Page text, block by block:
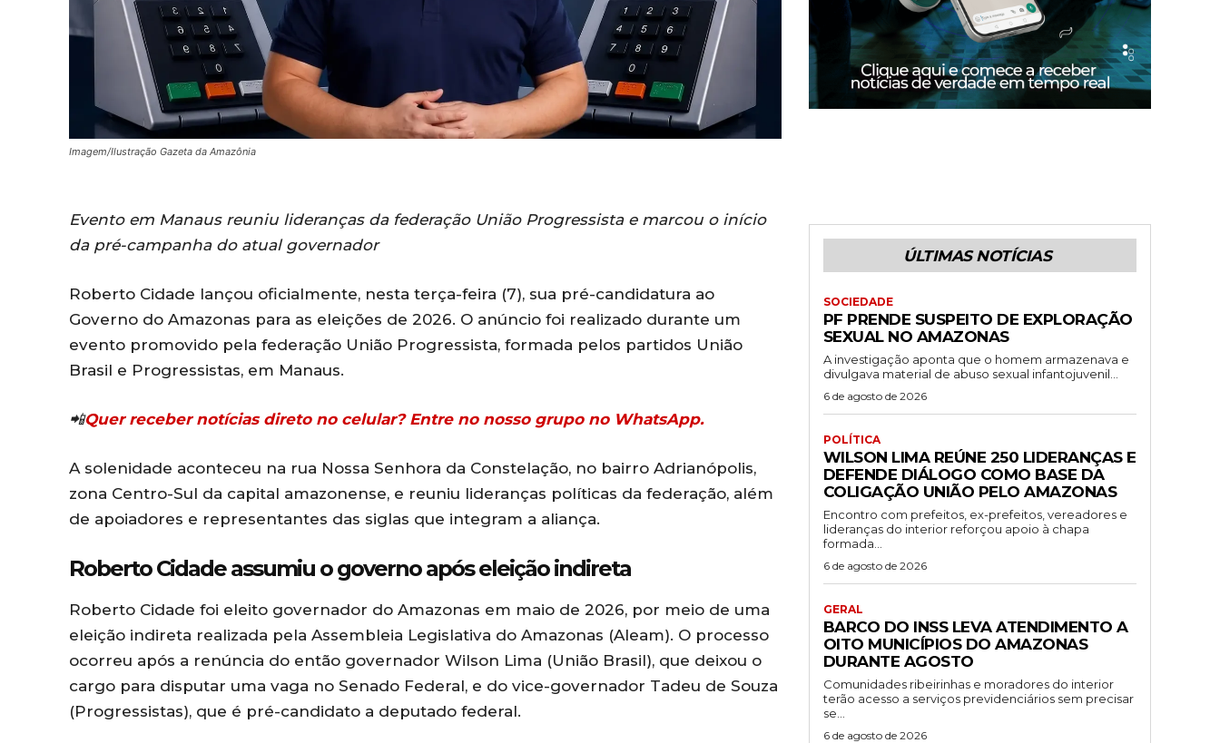
Imagem/Ilustração Gazeta da Amazônia
Evento em Manaus reuniu lideranças da federação União Progressista e marcou o início
da pré-campanha do atual governador
Roberto Cidade lançou oficialmente, nesta terça-feira (7), sua pré-candidatura ao
Governo do Amazonas para as eleições de 2026. O anúncio foi realizado durante um
evento promovido pela federação União Progressista, formada pelos partidos União
Brasil e Progressistas, em Manaus.
📲Quer receber notícias direto no celular? Entre no nosso grupo no WhatsApp.
A solenidade aconteceu na rua Nossa Senhora da Constelação, no bairro Adrianópolis,
zona Centro-Sul da capital amazonense, e reuniu lideranças políticas da federação, além
de apoiadores e representantes das siglas que integram a aliança.
Roberto Cidade assumiu o governo após eleição indireta
Roberto Cidade foi eleito governador do Amazonas em maio de 2026, por meio de uma
eleição indireta realizada pela Assembleia Legislativa do Amazonas (Aleam). O processo
ocorreu após a renúncia do então governador Wilson Lima (União Brasil), que deixou o
cargo para disputar uma vaga no Senado Federal, e do vice-governador Tadeu de Souza
(Progressistas), que é pré-candidato a deputado federal.
ÚLTIMAS NOTÍCIAS
SOCIEDADE
PF PRENDE SUSPEITO DE EXPLORAÇÃO
SEXUAL NO AMAZONAS
A investigação aponta que o homem armazenava e
divulgava material de abuso sexual infantojuvenil...
6 de agosto de 2026
POLÍTICA
WILSON LIMA REÚNE 250 LIDERANÇAS E
DEFENDE DIÁLOGO COMO BASE DA
COLIGAÇÃO UNIÃO PELO AMAZONAS
Encontro com prefeitos, ex-prefeitos, vereadores e
lideranças do interior reforçou apoio à chapa
formada...
6 de agosto de 2026
GERAL
BARCO DO INSS LEVA ATENDIMENTO A
OITO MUNICÍPIOS DO AMAZONAS
DURANTE AGOSTO
Comunidades ribeirinhas e moradores do interior
terão acesso a serviços previdenciários sem precisar
se...
6 de agosto de 2026